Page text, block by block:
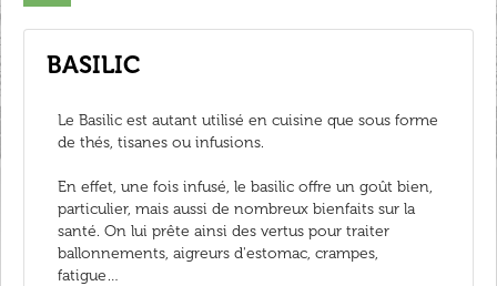
la
navigation
BASILIC
Le Basilic est autant utilisé en cuisine que sous forme
de thés, tisanes ou infusions.
En effet, une fois infusé, le basilic offre un goût bien,
particulier, mais aussi de nombreux bienfaits sur la
santé. On lui prête ainsi des vertus pour traiter
ballonnements, aigreurs d'estomac, crampes,
fatigue…